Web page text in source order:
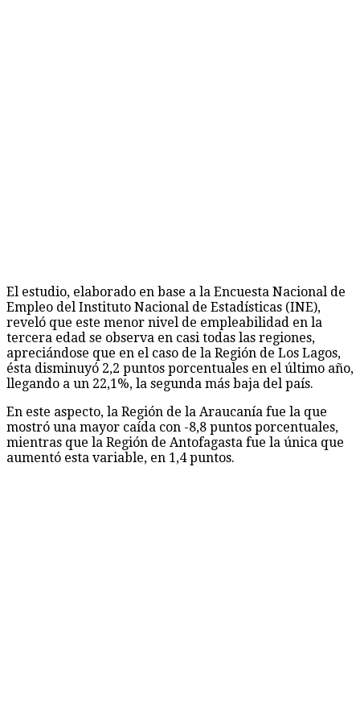
El estudio, elaborado en base a la Encuesta Nacional de
Empleo del Instituto Nacional de Estadísticas (INE),
reveló que este menor nivel de empleabilidad en la
tercera edad se observa en casi todas las regiones,
apreciándose que en el caso de la Región de Los Lagos,
ésta disminuyó 2,2 puntos porcentuales en el último año,
llegando a un 22,1%, la segunda más baja del país.
En este aspecto, la Región de la Araucanía fue la que
mostró una mayor caída con -8,8 puntos porcentuales,
mientras que la Región de Antofagasta fue la única que
aumentó esta variable, en 1,4 puntos.